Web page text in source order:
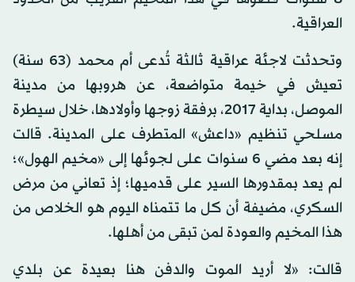
العراقية.
وتحدثت لاجئة عراقية ثالثة تُدعى أم محمد (63 سنة)
تعيش في خيمة متواضعة، عن هروبها من مدينة
الموصل، بداية 2017، برفقة زوجها وأولادها، خلال سيطرة
مسلحي تنظيم «داعش» المتطرف على المدينة. قالت
إنه بعد مضي 6 سنوات على لجوئها إلى «مخيم الهول»؛
لم يعد بمقدورها السير على قدميها؛ إذ تعاني من مرض
السكري، مضيفة أن كل ما تتمناه اليوم هو الخلاص من
هذا المخيم والعودة لمن تبقى من أهلها.
قالت: «لا أريد الموت والدفن هنا بعيدة عن بلدي